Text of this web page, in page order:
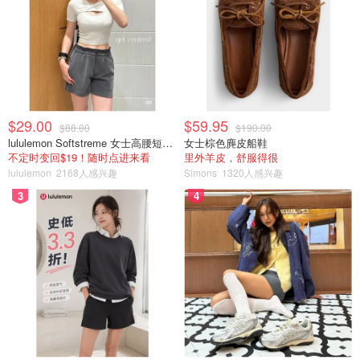
yueyueangel 6
🌲之前都是在纸上画画，这回试了一下在袋子上涂色和
画画。
🌲我画的时候还是挺满意的但是拍了下来感觉就有点不
一样了。可能是自己做出来的原因吧。
🌲下次上色的时候下面要垫些东西要不然袋子容易透。
🌲刚开始想是以环保♻️为主题的，不知道大家有没有看出
$29.00 $88.00
lululemon Softstreme 女士高腰短裤 10cm
不定时变回$19！随时点进来看
lululemon 2168人感兴趣
$59.95 $190.00
女士棕色麂皮船鞋
里外羊皮，舒服得很
Simons 1320人感兴趣
3 4